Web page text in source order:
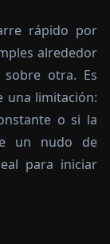
rápido por
alrededor
otra. Es
una limitación:
o si la
un nudo de
para iniciar